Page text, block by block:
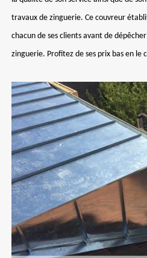
travaux de zinguerie. Ce couvreur
chacun de ses clients avant de
zinguerie. Profitez de ses prix bas en le